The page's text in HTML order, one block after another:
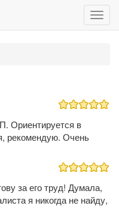
Ориентируется в
рекомендую. Очень
за его труд! Думала,
я никогда не найду,